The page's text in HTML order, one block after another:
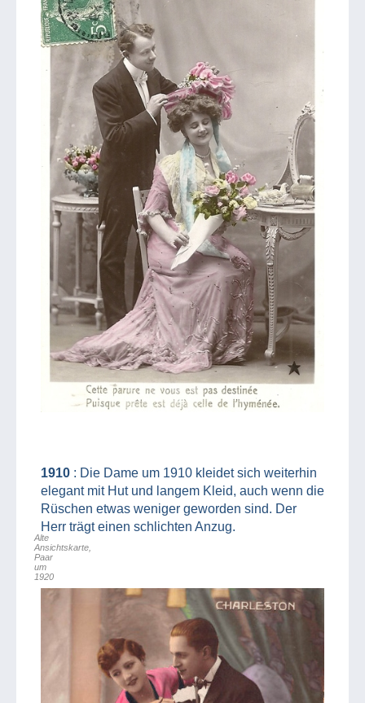
1910 : Die Dame um 1910 kleidet sich weiterhin
elegant mit Hut und langem Kleid, auch wenn die
Rüschen etwas weniger geworden sind. Der
Herr trägt einen schlichten Anzug.
Alte
Ansichtskarte,
Paar
um
1920